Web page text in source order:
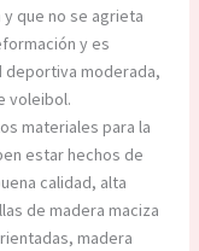
que no se agrieta
y es
deportiva moderada,
voleibol.
materiales para la
estar hechos de
calidad, alta
de madera maciza
madera